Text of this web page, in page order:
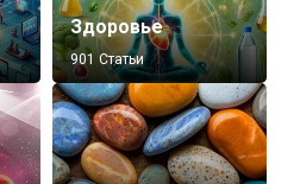
Здоровье
901 Статьи